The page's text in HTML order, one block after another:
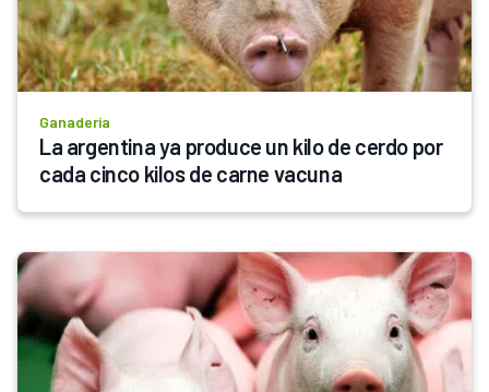
Ganadería
La argentina ya produce un kilo de cerdo por
cada cinco kilos de carne vacuna